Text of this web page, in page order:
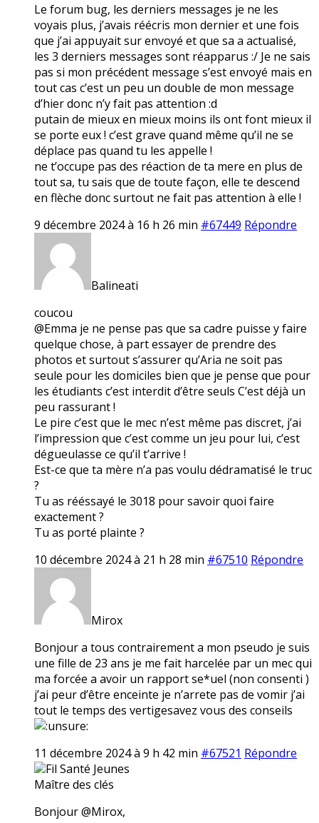
Le forum bug, les derniers messages je ne les
voyais plus, j’avais réécris mon dernier et une fois
que j’ai appuyait sur envoyé et que sa a actualisé,
les 3 derniers messages sont réapparus :/ Je ne sais
pas si mon précédent message s’est envoyé mais en
tout cas c’est un peu un double de mon message
d’hier donc n’y fait pas attention :d
putain de mieux en mieux moins ils ont font mieux il
se porte eux ! c’est grave quand même qu’il ne se
déplace pas quand tu les appelle !
ne t’occupe pas des réaction de ta mere en plus de
tout sa, tu sais que de toute façon, elle te descend
en flèche donc surtout ne fait pas attention à elle !
9 décembre 2024 à 16 h 26 min #67449 Répondre
Balineati
coucou
@Emma je ne pense pas que sa cadre puisse y faire
quelque chose, à part essayer de prendre des
photos et surtout s’assurer qu’Aria ne soit pas
seule pour les domiciles bien que je pense que pour
les étudiants c’est interdit d’être seuls C’est déjà un
peu rassurant !
Le pire c’est que le mec n’est même pas discret, j’ai
l’impression que c’est comme un jeu pour lui, c’est
dégueulasse ce qu’il t’arrive !
Est-ce que ta mère n’a pas voulu dédramatisé le truc
?
Tu as rééssayé le 3018 pour savoir quoi faire
exactement ?
Tu as porté plainte ?
10 décembre 2024 à 21 h 28 min #67510 Répondre
Mirox
Bonjour a tous contrairement a mon pseudo je suis
une fille de 23 ans je me fait harcelée par un mec qui
ma forcée a avoir un rapport se*uel (non consenti )
j’ai peur d’être enceinte je n’arrete pas de vomir j’ai
tout le temps des vertigesavez vous des conseils
11 décembre 2024 à 9 h 42 min #67521 Répondre
Fil Santé Jeunes
Maître des clés
Bonjour @Mirox,